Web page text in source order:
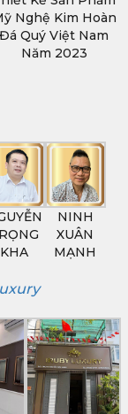
Nghệ Kim Hoàn
Đá Quý Việt Nam
Năm 2023
KHA
NINH
XUÂN
MẠNH